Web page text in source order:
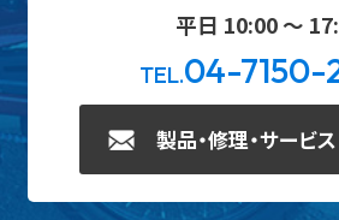
平日 10:00 ～
TEL.04-7150-
製品・修理・サービス